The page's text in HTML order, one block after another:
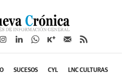
SUCESOS CYL LNC CULTURAS